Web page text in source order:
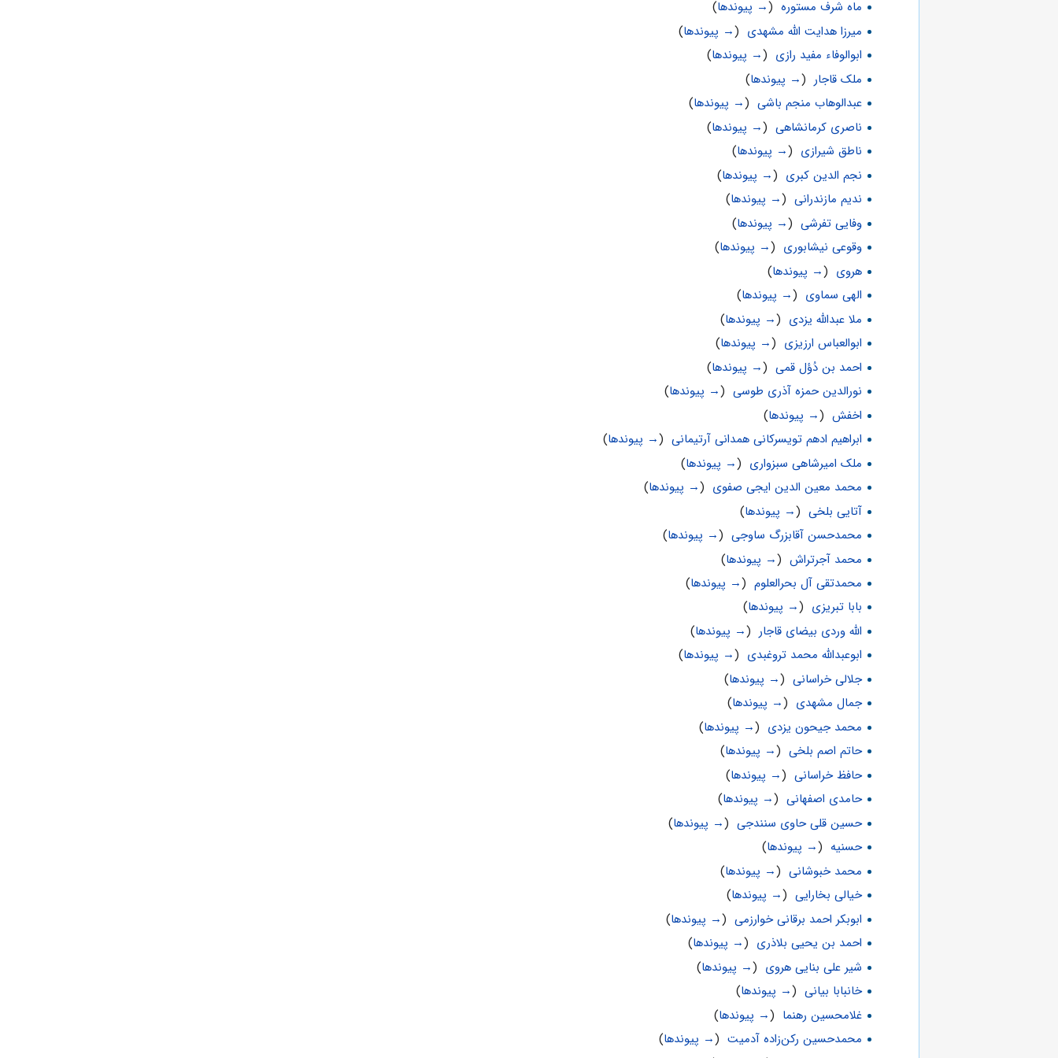
ماه شرف مستوره‏
(→ پیوندها)
میرزا هدایت الله مشهدی (→ پیوندها)
ابوالوفاء مفید رازی (→ پیوندها)
ملک قاجار‏
(→ پیوندها)
عبدالوهاب منجم باشی‏
(→ پیوندها)
ناصری کرمانشاهی‏
(→ پیوندها)
ناطق شیرازی (→ پیوندها)
نجم الدین کبری (→ پیوندها)
ندیم مازندرانی‏
(→ پیوندها)
وفایی تفرشی‏
(→ پیوندها)
وقوعی نیشابوری (→ پیوندها)
هروی (→ پیوندها)
الهی سماوی (→ پیوندها)
ملا عبدالله یزدی (→ پیوندها)
ابوالعباس ارزیزی (→ پیوندها)
احمد بن دُؤل قمی‏
(→ پیوندها)
نورالدین حمزه آذری طوسی‏
(→ پیوندها)
اخفش‏
(→ پیوندها)
ابراهیم ادهم تویسرکانی همدانی آرتیمانی‏
(→ پیوندها)
ملک امیرشاهی سبزواری (→ پیوندها)
محمد معین الدین ایجی صفوی (→ پیوندها)
آتایی بلخی‏
(→ پیوندها)
محمدحسن آقابزرگ ساوجی‏
(→ پیوندها)
محمد آجرتراش‏
(→ پیوندها)
محمدتقی آل بحرالعلوم‏
(→ پیوندها)
بابا تبریزی (→ پیوندها)
الله وردی بیضای قاجار‏
(→ پیوندها)
ابوعبدالله محمد تروغبدی (→ پیوندها)
جلالی خراسانی‏
(→ پیوندها)
جمال مشهدی (→ پیوندها)
محمد جیحون یزدی (→ پیوندها)
حاتم اصم بلخی‏
(→ پیوندها)
حافظ خراسانی‏
(→ پیوندها)
حامدی اصفهانی‏
(→ پیوندها)
حسین قلی حاوی سنندجی‏
(→ پیوندها)
حسنیه‏
(→ پیوندها)
محمد خبوشانی‏
(→ پیوندها)
خیالی بخارایی‏
(→ پیوندها)
ابوبکر احمد برقانی خوارزمی‏
(→ پیوندها)
احمد بن یحیی بلاذری (→ پیوندها)
شیر علی بنایی هروی (→ پیوندها)
خانبابا بیانی‏
(→ پیوندها)
غلامحسین رهنما (→ پیوندها)
محمدحسین رکن‌زاده آدمیت‏
(→ پیوندها)